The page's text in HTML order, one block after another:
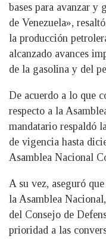
bases para avanzar y
de Venezuela»,
la producción
alcanzado avances
de la gasolina y del
De acuerdo a lo que
respecto a la
mandatario respaldó
de vigencia hasta
Asamblea Nacional
A su vez, aseguró
la Asamblea
del Consejo de
prioridad a las